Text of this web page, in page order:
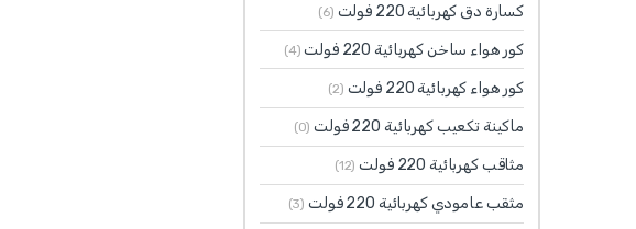
كسارة دق كهربائية 220 فولت (6)
كور هواء ساخن كهربائية 220 فولت (4)
كور هواء كهربائية 220 فولت (2)
ماكينة تكعيب كهربائية 220 فولت (0)
مثاقب كهربائية 220 فولت (12)
مثقب عامودي كهربائية 220 فولت (3)